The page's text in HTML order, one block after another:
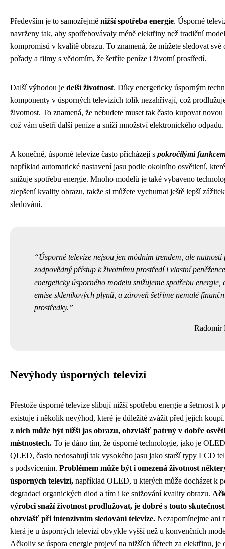
Především je to samozřejmě nižší spotřeba energie. Úsporné
navrženy tak, aby spotřebovávaly méně elektřiny než tradiční
kompromisů v kvalitě obrazu. To znamená, že můžete sledovat své
pořady a filmy s vědomím, že šetříte peníze i životní prostředí.
Další výhodou je delší životnost. Díky energeticky úsporným
komponenty v úsporných televizích tolik nezahřívají, což
životnost. To znamená, že nebudete muset tak často kupovat
což vám ušetří další peníze a sníží množství elektronického odpadu.
A konečně, úsporné televize často přicházejí s pokročilými
například automatické nastavení jasu podle okolního osvětlení,
snižuje spotřebu energie. Mnoho modelů je také vybaveno
zlepšení kvality obrazu, takže si můžete vychutnat ještě lepší
sledování.
Úsporné televize nejsou jen módním trendem, ale nutností
zodpovědný přístup k životnímu prostředí i vlastní
energeticky úsporného modelu snižujeme spotřebu energie,
emise skleníkových plynů, a zároveň šetříme nemalé
prostředky.
Radomír
Nevýhody úsporných televizí
Přestože úsporné televize slibují nižší spotřebu energie a šetrnost k
existuje i několik nevýhod, které je důležité zvážit před jejich
z nich může být nižší jas obrazu, obzvlášť patrný v dobře
místnostech. To je dáno tím, že úsporné technologie, jako je
QLED, často nedosahují tak vysokého jasu jako starší typy LCD
s podsvícením. Problémem může být i omezená životnost
úsporných televizí, například OLED, u kterých může docházet k
degradaci organických diod a tím i ke snižování kvality obrazu.
výrobci snaží životnost prodlužovat, je dobré s touto
obzvlášť při intenzivním sledování televize. Nezapomínejme ani
která je u úsporných televizí obvykle vyšší než u konvenčních
Ačkoliv se úspora energie projeví na nižších účtech za elektřinu, je